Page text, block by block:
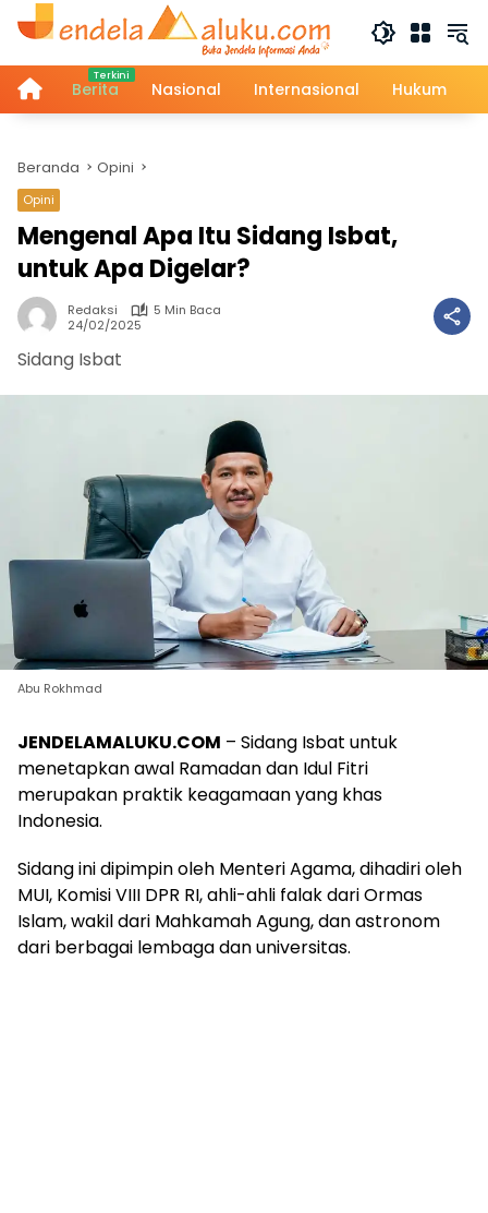
Langsung
HomeBerita Nasional Internasional Hukum
Beranda Opini
Opini
Mengenal Apa Itu Sidang Isbat,
untuk Apa Digelar?
Redaksi
5 Min Baca
24/02/2025
Sidang Isbat
Abu Rokhmad
JENDELAMALUKU.COM – Sidang Isbat untuk
menetapkan awal Ramadan dan Idul Fitri
merupakan praktik keagamaan yang khas
Indonesia.
Sidang ini dipimpin oleh Menteri Agama, dihadiri oleh
MUI, Komisi VIII DPR RI, ahli-ahli falak dari Ormas
Islam, wakil dari Mahkamah Agung, dan astronom
dari berbagai lembaga dan universitas.